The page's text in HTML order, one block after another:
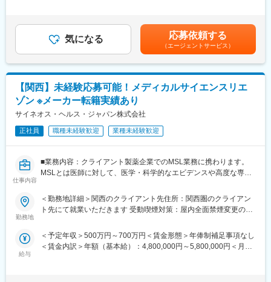
■グループ会社（医療系出版社）の創刊数も業界1位：
グループ会社であるメディカルレビュー社は業界内でトップの自
社創刊数を誇っており、そのグループ会社である同社はその創刊
数の多さを支えています。
変更の範囲：会社の定める業務
■座談会等の記録集
■MRの研修テキスト
【組織体制】
企画制作部は20名程度の部署になります。チーム体制で業務を行
っており、1チームにつき5～7名で構成さています。製薬企業か
ら転職してきた方が多くいらっしゃり、経験・知識豊富なスタッ
フが揃っています。
【キャリアパス】
ゆくゆくは販促資材の企画立案もお任せしたいと考えています。
スケジュール作成から編集作業、デザイナーとの打合せ、クライ
アント(製薬企業)へのプレゼンテーションなど、業務の最初から最
力も身につきます。
■ライター所属数は業界1位：
業界内でも圧倒的に多くのライターが所属しているため、同社の
の金額であり、選考を通じて上下する可能性があります。月給(月
額)は固定手当を含めた表記です。
気になる 応募依頼する
（エージェントサービス）
【関西】未経験応募可能！メディカルサイエンスリエ
ゾン ※メーカー転籍実績あり
サイネオス・ヘルス・ジャパン株式会社
正社員 職種未経験歓迎 業種未経験歓迎
仕事内容
■業務内容：クライアント製薬企業でのMSL業務に携わります。
MSLとは医師に対して、医学・科学的なエビデンスや高度な専門
■仕事内容：主にKOL（キーオピニオンリーダー）のマネジメント
・医師主導研究への対応
・地区スピーカー育成
勤務地
＜勤務地詳細＞関西のクライアント先住所：関西圏のクライアン
ト先にて就業いただきます 受動喫煙対策：屋内全面禁煙変更の範
給与
＜予定年収＞500万円～700万円＜賃金形態＞年俸制補足事項なし
＜賃金内訳＞年額（基本給）：4,800,000円～5,800,000円＜月額